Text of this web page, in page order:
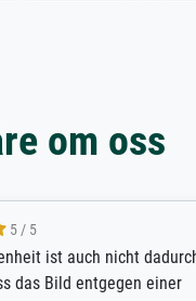
om oss
4.8 / 5
Qualität. Man kann sich
lassen, wie z.B.: